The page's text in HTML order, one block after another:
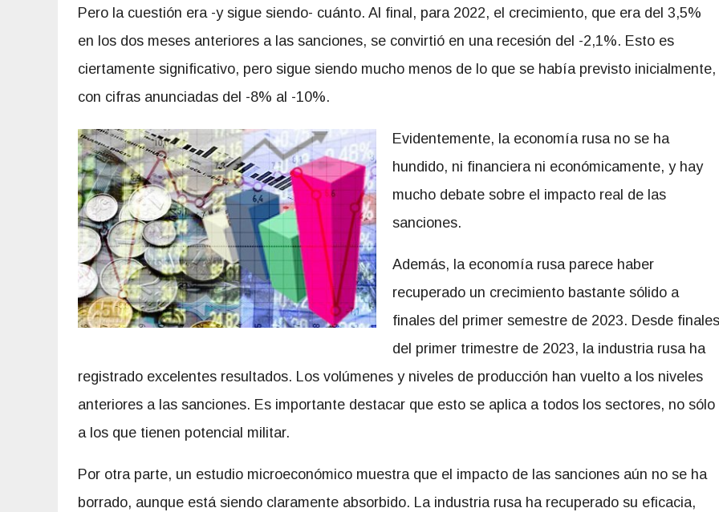
Pero la cuestión era -y sigue siendo- cuánto. Al final, para 2022, el crecimiento, que era del 3,5%
en los dos meses anteriores a las sanciones, se convirtió en una recesión del -2,1%. Esto es
ciertamente significativo, pero sigue siendo mucho menos de lo que se había previsto inicialmente,
con cifras anunciadas del -8% al -10%.
Evidentemente, la economía rusa no se ha
hundido, ni financiera ni económicamente, y hay
mucho debate sobre el impacto real de las
sanciones.
Además, la economía rusa parece haber
recuperado un crecimiento bastante sólido a
finales del primer semestre de 2023. Desde finales
del primer trimestre de 2023, la industria rusa ha
registrado excelentes resultados. Los volúmenes y niveles de producción han vuelto a los niveles
anteriores a las sanciones. Es importante destacar que esto se aplica a todos los sectores, no sólo
a los que tienen potencial militar.
Por otra parte, un estudio microeconómico muestra que el impacto de las sanciones aún no se ha
borrado, aunque está siendo claramente absorbido. La industria rusa ha recuperado su eficacia,